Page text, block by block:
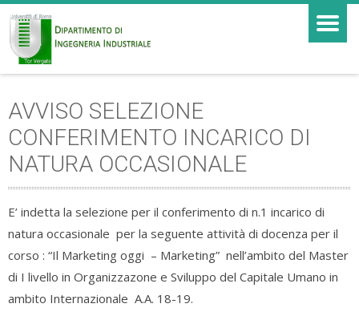
AVVISO SELEZIONE
CONFERIMENTO INCARICO DI
NATURA OCCASIONALE
E’ indetta la selezione per il conferimento di n.1 incarico di
natura occasionale per la seguente attività di docenza per il
corso : “Il Marketing oggi – Marketing” nell’ambito del Master
di I livello in Organizzazone e Sviluppo del Capitale Umano in
ambito Internazionale A.A. 18-19.